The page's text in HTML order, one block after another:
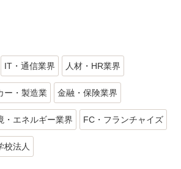
IT・通信業界 人材・HR業界
ー・製造業 金融・保険業界
・エネルギー業界 FC・フランチャイズ
校法人